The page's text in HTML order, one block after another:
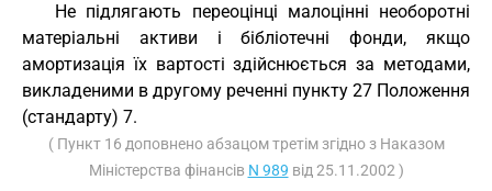
Не підлягають переоцінці малоцінні необоротні
матеріальні активи і бібліотечні фонди, якщо
амортизація їх вартості здійснюється за методами,
викладеними в другому реченні пункту 27 Положення
(стандарту) 7.
( Пункт 16 доповнено абзацом третім згідно з Наказом
Міністерства фінансів N 989 від 25.11.2002 )